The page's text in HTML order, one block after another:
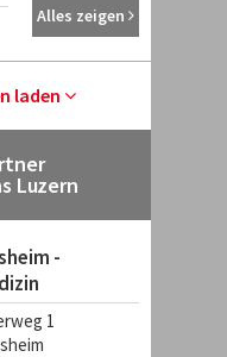
Alles zeigen
laden
Luzern
-
1